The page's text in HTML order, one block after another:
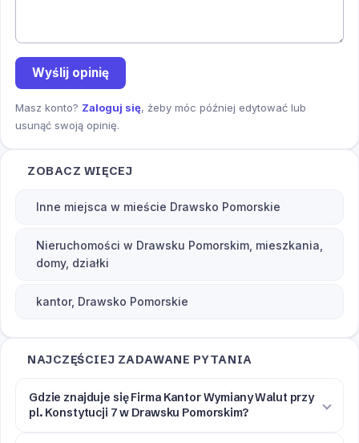
Wyślij opinię
Masz konto? Zaloguj się, żeby móc później edytować lub
usunąć swoją opinię.
ZOBACZ WIĘCEJ
Inne miejsca w mieście Drawsko Pomorskie
Nieruchomości w Drawsku Pomorskim, mieszkania,
domy, działki
kantor, Drawsko Pomorskie
NAJCZĘŚCIEJ ZADAWANE PYTANIA
Gdzie znajduje się Firma Kantor Wymiany Walut przy
pl. Konstytucji 7 w Drawsku Pomorskim?